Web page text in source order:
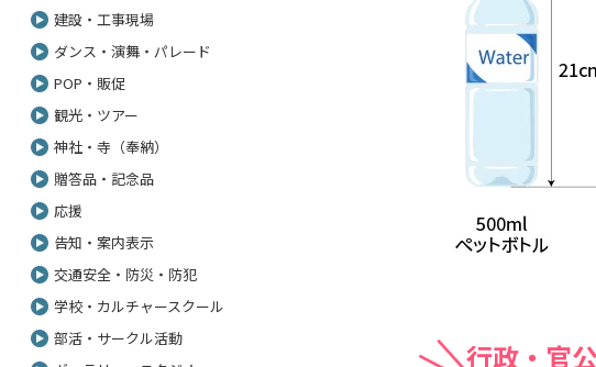
行政・官
建設・工事現場
ダンス・演舞・パレード
POP・販促
観光・ツアー
神社・寺（奉納）
贈答品・記念品
応援
告知・案内表示
交通安全・防災・防犯
学校・カルチャースクール
部活・サークル活動